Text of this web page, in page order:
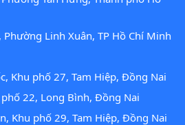
Linh Xuân, TP Hồ Chí Minh
Khu phố 27, Tam Hiệp, Đồng Nai
22, Long Bình, Đồng Nai
Khu phố 29, Tam Hiệp, Đồng Nai